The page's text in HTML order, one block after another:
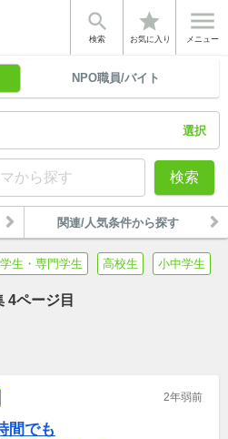

検索
star
お気に入り

メニュー
NPO職員/バイト
選択
検索
関連/人気条件から探す
生・専門学生 高校生 小中学生
4ページ目
2年弱前
間でも